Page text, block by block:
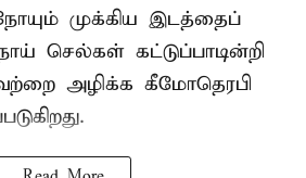
முக்கிய இடத்தைப்
செல்கள் கட்டுப்பாடின்றி
அழிக்க கீமோதெரபி